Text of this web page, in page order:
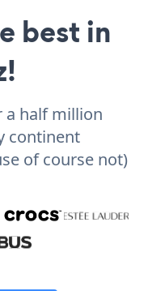
best in
a half million
continent
of course not)